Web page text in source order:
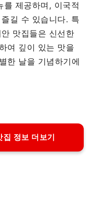
를 제공하며, 이국적
길 수 있습니다. 특
맛집들은 신선한
여 깊이 있는 맛을
한 날을 기념하기에
정보 더보기